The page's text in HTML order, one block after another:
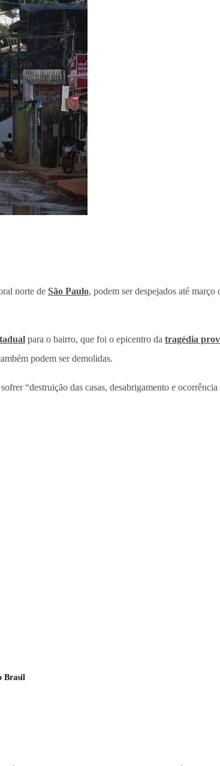
norte de São Paulo, podem ser despejados até
para o bairro, que foi o epicentro da tragédia
podem ser demolidas.
“destruição das casas, desabrigamento e ocorrência
Brasil